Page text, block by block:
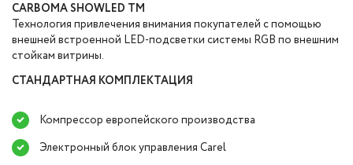
CARBOMA SHOWLED TM
Технология привлечения внимания покупателей с помощью
внешней встроенной LED-подсветки системы RGB по внешним
стойкам витрины.
СТАНДАРТНАЯ КОМПЛЕКТАЦИЯ
Компрессор европейского производства
Электронный блок управления Carel